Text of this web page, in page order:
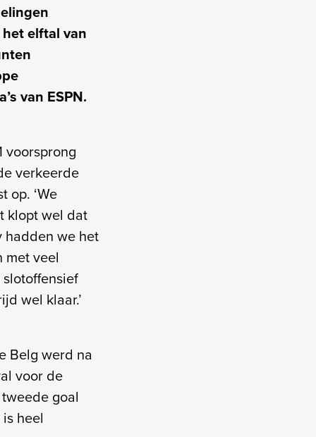
elftal van
van ESPN.
voorsprong
verkeerde
op. ‘We
klopt wel dat
hadden we het
met veel
wel klaar.’
Belg werd na
voor de
goal
heel